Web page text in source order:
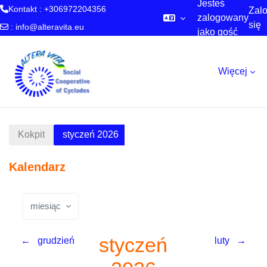
Kontakt : +306972204356
: info@alteravita.eu
Jesteś
zalogowany
jako gość
się
Więcej
Kokpit styczeń 2026
Kalendarz
miesiąc
← grudzień
styczeń
luty →